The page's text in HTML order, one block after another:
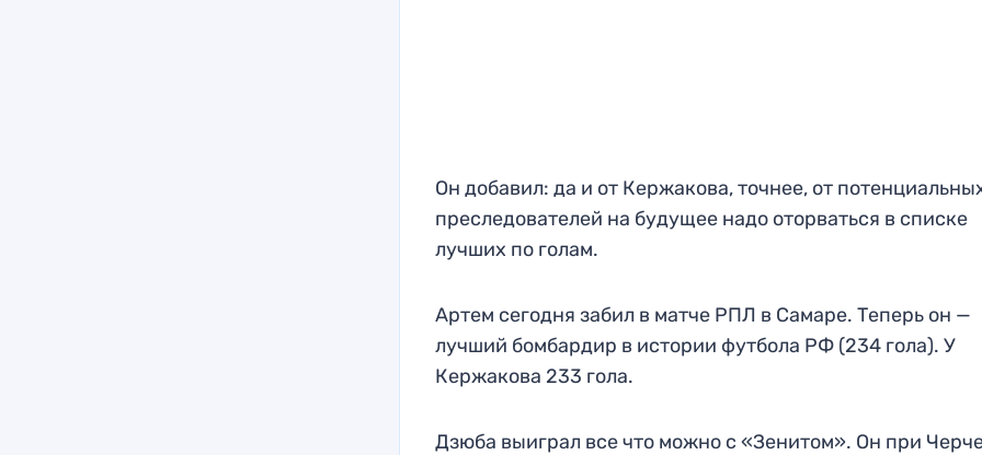
Он добавил: да и от Кержакова, точнее, от
преследователей на будущее надо оторваться в списке
лучших по голам.
Артем сегодня забил в матче РПЛ в Самаре. Теперь он —
лучший бомбардир в истории футбола РФ (234 гола). У
Кержакова 233 гола.
Дзюба выиграл все что можно с «Зенитом». Он при